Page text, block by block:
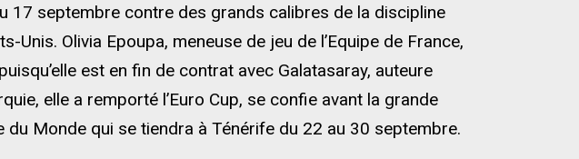
17 septembre contre des grands calibres de la discipline
Unis. Olivia Epoupa, meneuse de jeu de l’Equipe de France,
est en fin de contrat avec Galatasaray, auteure
elle a remporté l’Euro Cup, se confie avant la grande
du Monde qui se tiendra à Ténérife du 22 au 30 septembre.